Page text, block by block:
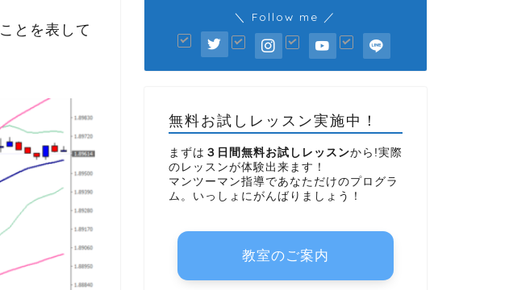
ことを表して
＼ Follow me ／
無料お試しレッスン実施中！
まずは ３日間無料お試しレッスンから!実際
のレッスンが体験出来ます！
マンツーマン指導であなただけのプログラ
ム。いっしょにがんばりましょう！
教室のご案内